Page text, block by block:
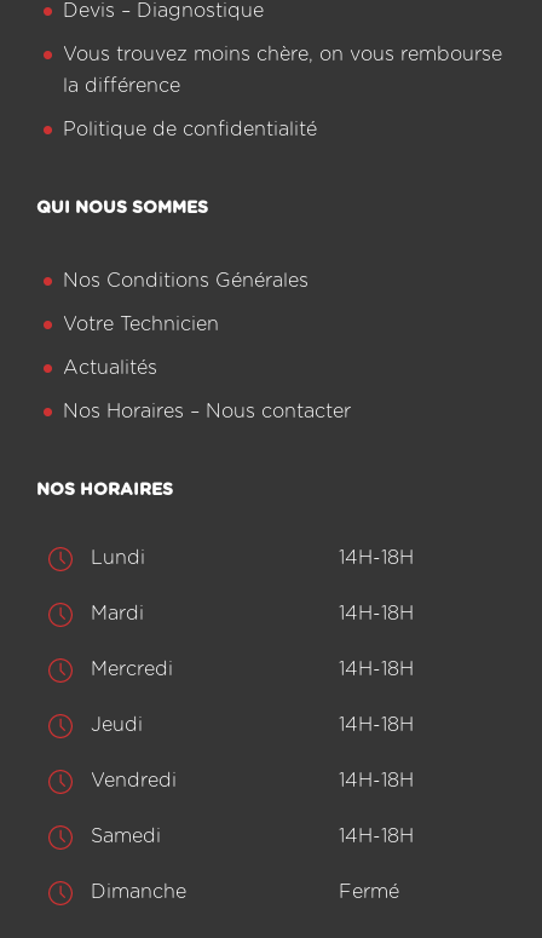
Devis – Diagnostique
Vous trouvez moins chère, on vous rembourse
la différence
Politique de confidentialité
QUI NOUS SOMMES
Nos Conditions Générales
Votre Technicien
Actualités
Nos Horaires – Nous contacter
NOS HORAIRES
Lundi 14H-18H
Mardi 14H-18H
Mercredi 14H-18H
Jeudi 14H-18H
Vendredi 14H-18H
Samedi 14H-18H
Dimanche Fermé